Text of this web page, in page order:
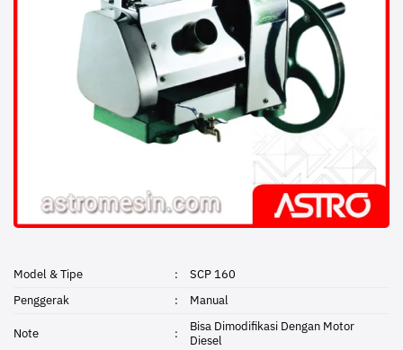
Model & Tipe :
SCP 160
Penggerak
: Manual
Note :
Bisa Dimodifikasi Dengan Motor
Diesel